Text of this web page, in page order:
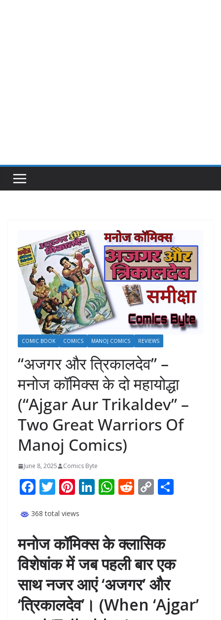
COMIC BOOK COMICS MANOJ COMICS REVIEWS
“अजगर और त्रिकालदेव” –
मनोज कॉमिक्स के दो महायोद्धा
(“Ajgar Aur Trikaldev” –
Two Great Warriors Of
Manoj Comics)
June 8, 2025 Comics Byte
F
e
b
o
o
k
T
itt
er
Pi
er
e
st
Li
e
dI
n
W
s
A
p
p
R
di
t
C
y
Li
n
k
368 total views
मनोज कॉमिक्स के क्लासिक
विशेषांक में जब पहली बार एक
साथ नजर आएं ‘अजगर’ और
‘त्रिकालदेव’। (When ‘Ajgar’